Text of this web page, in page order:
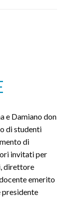
e Damiano don
di studenti
di
invitati per
direttore
emerito